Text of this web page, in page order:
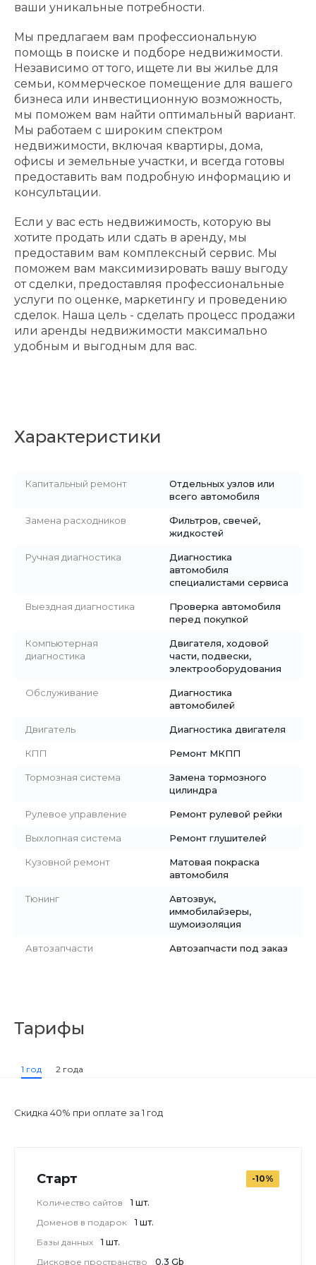
ваши уникальные потребности.
Мы предлагаем вам профессиональную
помощь в поиске и подборе недвижимости.
Независимо от того, ищете ли вы жилье для
семьи, коммерческое помещение для вашего
бизнеса или инвестиционную возможность,
мы поможем вам найти оптимальный вариант.
Мы работаем с широким спектром
недвижимости, включая квартиры, дома,
офисы и земельные участки, и всегда готовы
предоставить вам подробную информацию и
консультации.
Если у вас есть недвижимость, которую вы
хотите продать или сдать в аренду, мы
предоставим вам комплексный сервис. Мы
поможем вам максимизировать вашу выгоду
от сделки, предоставляя профессиональные
услуги по оценке, маркетингу и проведению
сделок. Наша цель - сделать процесс продажи
или аренды недвижимости максимально
удобным и выгодным для вас.
Характеристики
Капитальный ремонт
Отдельных узлов или
всего автомобиля
Замена расходников
Фильтров, свечей,
жидкостей
Ручная диагностика
Диагностика
автомобиля
специалистами сервиса
Выездная диагностика
Проверка автомобиля
перед покупкой
Компьютерная
диагностика
Двигателя, ходовой
части, подвески,
электрооборудования
Обслуживание
Диагностика
автомобилей
Двигатель Диагностика двигателя
КПП Ремонт МКПП
Тормозная система
Замена тормозного
цилиндра
Рулевое управление Ремонт рулевой рейки
Выхлопная система Ремонт глушителей
Кузовной ремонт
Матовая покраска
автомобиля
Тюнинг
Автозвук,
иммобилайзеры,
шумоизоляция
Автозапчасти Автозапчасти под заказ
Тарифы
1 год 2 года
Скидка 40% при оплате за 1 год
Старт -10%
Количество сайтов
1 шт.
Доменов в подарок
1 шт.
Базы данных
1 шт.
Дисковое пространство
0.3 Gb